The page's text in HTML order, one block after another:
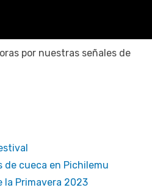
por nuestras señales de
de cueca en Pichilemu
la Primavera 2023